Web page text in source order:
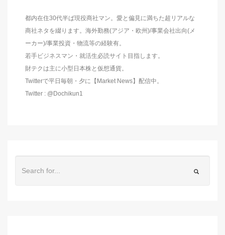
都内在住30代半ば現役商社マン。愛と偏見に満ちた超リアルな
商社ネタを綴ります。海外勤務(アジア・欧州)/事業会社出向(メ
ーカー)/事業投資・物流等の経験有。
若手ビジネスマン・就活生必読サイト目指します。
財テクは主に小型日本株と仮想通貨。
Twitterで平日毎朝・夕に【Market News】配信中。
Twitter : @Dochikun1